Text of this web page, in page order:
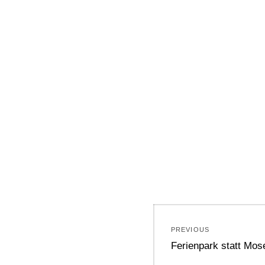
PREVIOUS
Previous
Ferienpark statt